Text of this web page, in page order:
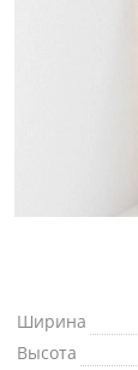
Ширина
Высота